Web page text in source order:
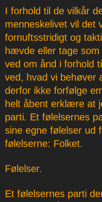
I forhold til de vilkår
menneskelivet vil det
fornuftsstridigt og
hævde eller tage
ved om ånd i forhold
ved, hvad vi behøver
derfor ikke forfølge
helt åbent erklære at
parti. Et følelsernes
sine egne følelser ud
følelserne: Folket.
Følelser.
Et følelsernes parti